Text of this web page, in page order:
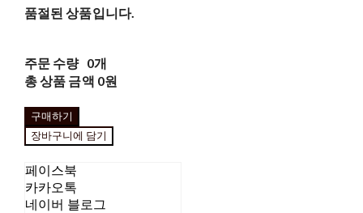
품절된 상품입니다.
주문 수량 0개
총 상품 금액 0원
구매하기
장바구니에 담기
페이스북
카카오톡
네이버 블로그